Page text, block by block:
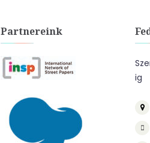
Partnereink
ig